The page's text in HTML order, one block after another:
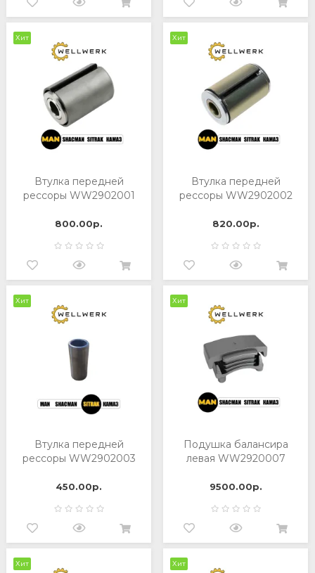
Хит
Втулка передней
рессоры WW2902001
800.00р.
Хит
Втулка передней
рессоры WW2902002
820.00р.
Хит
Втулка передней
рессоры WW2902003
450.00р.
Хит
Подушка балансира
левая WW2920007
9500.00р.
Хит Хит